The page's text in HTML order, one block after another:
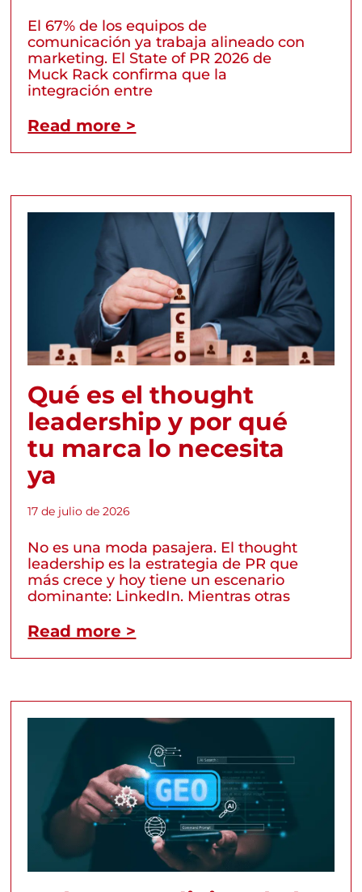
El 67% de los equipos de
comunicación ya trabaja alineado con
marketing. El State of PR 2026 de
Muck Rack confirma que la
integración entre
Read more >
Qué es el thought
leadership y por qué
tu marca lo necesita
ya
17 de julio de 2026
No es una moda pasajera. El thought
leadership es la estrategia de PR que
más crece y hoy tiene un escenario
dominante: LinkedIn. Mientras otras
Read more >